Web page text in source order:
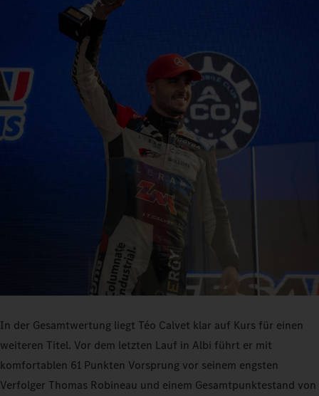
In der Gesamtwertung liegt Téo Calvet klar auf Kurs für einen
weiteren Titel. Vor dem letzten Lauf in Albi führt er mit
komfortablen 61 Punkten Vorsprung vor seinem engsten
Verfolger Thomas Robineau und einem Gesamtpunktestand von